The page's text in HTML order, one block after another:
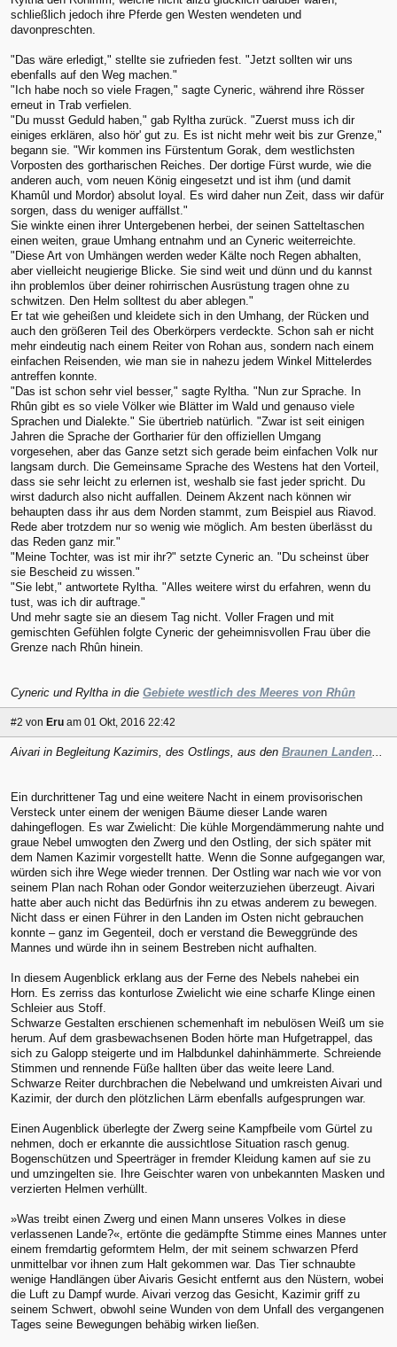
schließlich jedoch ihre Pferde gen Westen wendeten und
davonpreschten.
"Das wäre erledigt," stellte sie zufrieden fest. "Jetzt sollten wir uns
ebenfalls auf den Weg machen."
"Ich habe noch so viele Fragen," sagte Cyneric, während ihre Rösser
erneut in Trab verfielen.
"Du musst Geduld haben," gab Ryltha zurück. "Zuerst muss ich dir
einiges erklären, also hör' gut zu. Es ist nicht mehr weit bis zur Grenze,"
begann sie. "Wir kommen ins Fürstentum Gorak, dem westlichsten
Vorposten des gortharischen Reiches. Der dortige Fürst wurde, wie die
anderen auch, vom neuen König eingesetzt und ist ihm (und damit
Khamûl und Mordor) absolut loyal. Es wird daher nun Zeit, dass wir dafür
sorgen, dass du weniger auffällst."
Sie winkte einen ihrer Untergebenen herbei, der seinen Satteltaschen
einen weiten, graue Umhang entnahm und an Cyneric weiterreichte.
"Diese Art von Umhängen werden weder Kälte noch Regen abhalten,
aber vielleicht neugierige Blicke. Sie sind weit und dünn und du kannst
ihn problemlos über deiner rohirrischen Ausrüstung tragen ohne zu
schwitzen. Den Helm solltest du aber ablegen."
Er tat wie geheißen und kleidete sich in den Umhang, der Rücken und
auch den größeren Teil des Oberkörpers verdeckte. Schon sah er nicht
mehr eindeutig nach einem Reiter von Rohan aus, sondern nach einem
einfachen Reisenden, wie man sie in nahezu jedem Winkel Mittelerdes
antreffen konnte.
"Das ist schon sehr viel besser," sagte Ryltha. "Nun zur Sprache. In
Rhûn gibt es so viele Völker wie Blätter im Wald und genauso viele
Sprachen und Dialekte." Sie übertrieb natürlich. "Zwar ist seit einigen
Jahren die Sprache der Gortharier für den offiziellen Umgang
vorgesehen, aber das Ganze setzt sich gerade beim einfachen Volk nur
langsam durch. Die Gemeinsame Sprache des Westens hat den Vorteil,
dass sie sehr leicht zu erlernen ist, weshalb sie fast jeder spricht. Du
wirst dadurch also nicht auffallen. Deinem Akzent nach können wir
behaupten dass ihr aus dem Norden stammt, zum Beispiel aus Riavod.
Rede aber trotzdem nur so wenig wie möglich. Am besten überlässt du
das Reden ganz mir."
"Meine Tochter, was ist mir ihr?" setzte Cyneric an. "Du scheinst über
sie Bescheid zu wissen."
"Sie lebt," antwortete Ryltha. "Alles weitere wirst du erfahren, wenn du
tust, was ich dir auftrage."
Und mehr sagte sie an diesem Tag nicht. Voller Fragen und mit
gemischten Gefühlen folgte Cyneric der geheimnisvollen Frau über die
Grenze nach Rhûn hinein.
Cyneric und Ryltha in die Gebiete westlich des Meeres von Rhûn
#2 von Eru am 01 Okt, 2016 22:42
Aivari in Begleitung Kazimirs, des Ostlings, aus den Braunen Landen...
Ein durchrittener Tag und eine weitere Nacht in einem provisorischen
Versteck unter einem der wenigen Bäume dieser Lande waren
dahingeflogen. Es war Zwielicht: Die kühle Morgendämmerung nahte und
graue Nebel umwogten den Zwerg und den Ostling, der sich später mit
dem Namen Kazimir vorgestellt hatte. Wenn die Sonne aufgegangen war,
würden sich ihre Wege wieder trennen. Der Ostling war nach wie vor von
seinem Plan nach Rohan oder Gondor weiterzuziehen überzeugt. Aivari
hatte aber auch nicht das Bedürfnis ihn zu etwas anderem zu bewegen.
Nicht dass er einen Führer in den Landen im Osten nicht gebrauchen
konnte – ganz im Gegenteil, doch er verstand die Beweggründe des
Mannes und würde ihn in seinem Bestreben nicht aufhalten.
In diesem Augenblick erklang aus der Ferne des Nebels nahebei ein
Horn. Es zerriss das konturlose Zwielicht wie eine scharfe Klinge einen
Schleier aus Stoff.
Schwarze Gestalten erschienen schemenhaft im nebulösen Weiß um sie
herum. Auf dem grasbewachsenen Boden hörte man Hufgetrappel, das
sich zu Galopp steigerte und im Halbdunkel dahinhämmerte. Schreiende
Stimmen und rennende Füße hallten über das weite leere Land.
Schwarze Reiter durchbrachen die Nebelwand und umkreisten Aivari und
Kazimir, der durch den plötzlichen Lärm ebenfalls aufgesprungen war.
Einen Augenblick überlegte der Zwerg seine Kampfbeile vom Gürtel zu
nehmen, doch er erkannte die aussichtlose Situation rasch genug.
Bogenschützen und Speerträger in fremder Kleidung kamen auf sie zu
und umzingelten sie. Ihre Geischter waren von unbekannten Masken und
verzierten Helmen verhüllt.
»Was treibt einen Zwerg und einen Mann unseres Volkes in diese
verlassenen Lande?«, ertönte die gedämpfte Stimme eines Mannes unter
einem fremdartig geformtem Helm, der mit seinem schwarzen Pferd
unmittelbar vor ihnen zum Halt gekommen war. Das Tier schnaubte
wenige Handlängen über Aivaris Gesicht entfernt aus den Nüstern, wobei
die Luft zu Dampf wurde. Aivari verzog das Gesicht, Kazimir griff zu
seinem Schwert, obwohl seine Wunden von dem Unfall des vergangenen
Tages seine Bewegungen behäbig wirken ließen.